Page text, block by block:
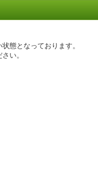
態となっております。
い。